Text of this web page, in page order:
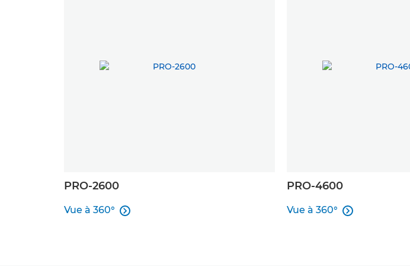
PRO-2600
Vue à 360°
Vue à 360°

PRO-4600
Vue à 360°
Vue à 360°
